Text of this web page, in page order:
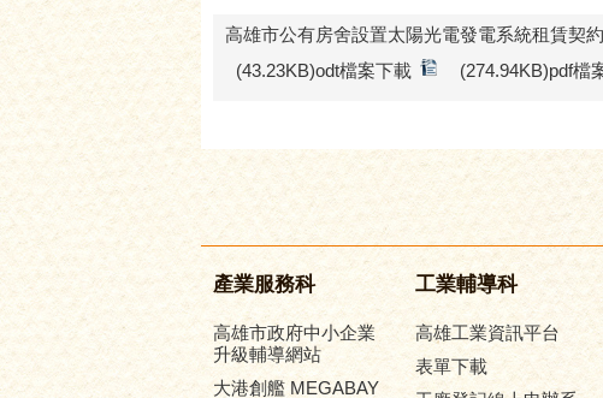
高雄市公有房舍設置太陽光電發電系統租賃契
(43.23KB)odt檔案下載
(274.94KB)pdf檔
產業服務科
高雄市政府中小企業
升級輔導網站
大港創艦 MEGABAY
工業輔導科
高雄工業資訊平台
表單下載